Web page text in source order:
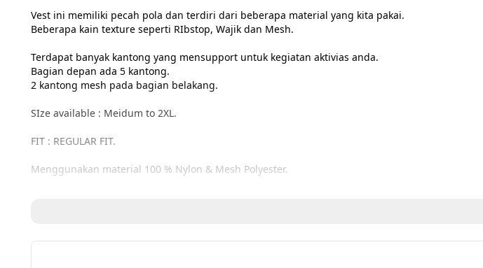
Vest ini memiliki pecah pola dan terdiri dari beberapa material yang kita pakai.
Beberapa kain texture seperti RIbstop, Wajik dan Mesh.
Terdapat banyak kantong yang mensupport untuk kegiatan aktivias anda.
Bagian depan ada 5 kantong.
2 kantong mesh pada bagian belakang.
SIze available : Meidum to 2XL.
FIT : REGULAR FIT.
Menggunakan material 100 % Nylon & Mesh Polyester.
M --> Lebar Dada = 59 cm | Panjang = 67 cm | Lebar Bahu = 38 cm